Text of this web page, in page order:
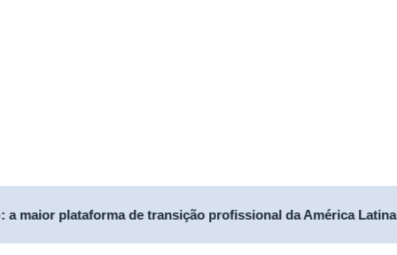
maior plataforma de transição profissional da América Latina